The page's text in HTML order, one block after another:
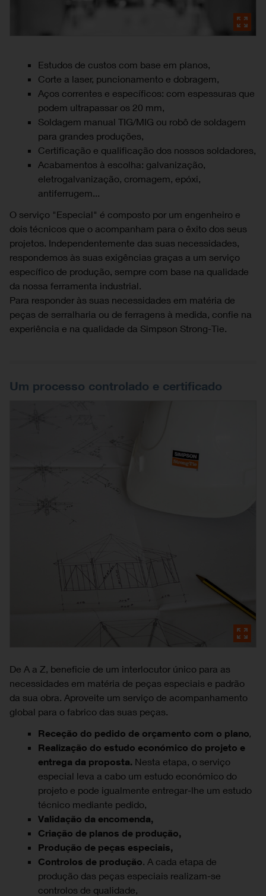
Estudos de custos com base em planos,
Corte a laser, puncionamento e dobragem,
Aços correntes e específicos: com espessuras que
podem ultrapassar os 20 mm,
Soldagem manual TIG/MIG ou robô de soldagem
para grandes produções,
Certificação e qualificação dos nossos soldadores,
Acabamentos à escolha: galvanização,
eletrogalvanização, cromagem, epóxi,
antiferrugem...
O serviço "Especial" é composto por um engenheiro e
dois técnicos que o acompanham para o êxito dos seus
projetos. Independentemente das suas necessidades,
respondemos às suas exigências graças a um serviço
específico de produção, sempre com base na qualidade
da nossa ferramenta industrial.
Para responder às suas necessidades em matéria de
peças de serralharia ou de ferragens à medida, confie na
experiência e na qualidade da Simpson Strong-Tie.
Um processo controlado e certificado
De A a Z, beneficie de um interlocutor único para as
necessidades em matéria de peças especiais e padrão
da sua obra. Aproveite um serviço de acompanhamento
global para o fabrico das suas peças.
Receção do pedido de orçamento com o plano,
Realização do estudo económico do projeto e
entrega da proposta. Nesta etapa, o serviço
especial leva a cabo um estudo económico do
projeto e pode igualmente entregar-lhe um estudo
técnico mediante pedido,
Validação da encomenda,
Criação de planos de produção,
Produção de peças especiais,
Controlos de produção. A cada etapa de
produção das peças especiais realizam-se
controlos de qualidade,